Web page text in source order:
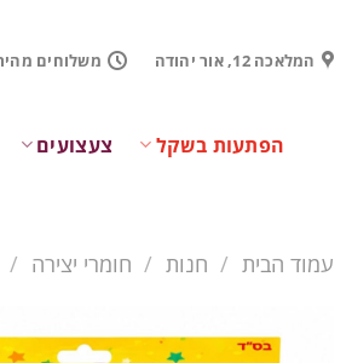
contentהמלאכה 12, אור יהודה משלוחים
הפתעות בשקל צעצועים
עמוד הבית / חנות / חומרי יצירה /